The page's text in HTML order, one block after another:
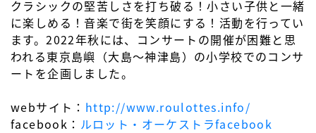
クラシックの堅苦しさを打ち破る！小さい子供と一緒
に楽しめる！音楽で街を笑顔にする！活動を行ってい
ます。2022年秋には、コンサートの開催が困難と思
われる東京島嶼（大島～神津島）の小学校でのコンサ
ートを企画しました。
webサイト： http://www.roulottes.info/
facebook： ルロット・オーケストラfacebook